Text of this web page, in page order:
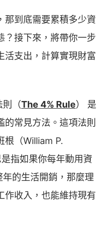
那到底需要累積多少資
？接下來，將帶你一步
活支出，計算實現財富
則（The 4% Rule） 是
常見方法。這項法則
根（William P.
指如果你每年動用資
的生活開銷，那麼理
作收入，也能維持現有